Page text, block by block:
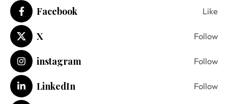
Facebook Like
X Follow
instagram Follow
LinkedIn Follow